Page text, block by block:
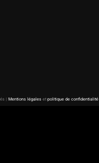
| Mentions légales et politique de confidentialité